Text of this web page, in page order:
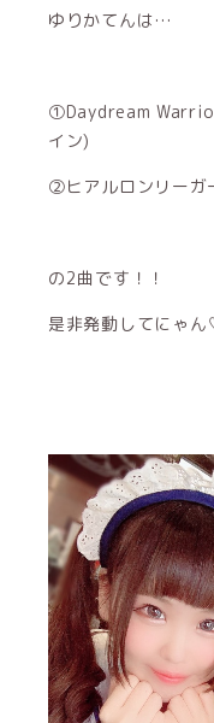
ゆりかてんは…
①Daydream
イン)
②ヒアルロンリーガ
の2曲です！！
是非発動してにゃ